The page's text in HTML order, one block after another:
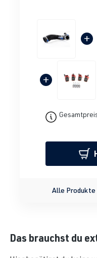
+
+
Alle Produkte
Das brauchst du